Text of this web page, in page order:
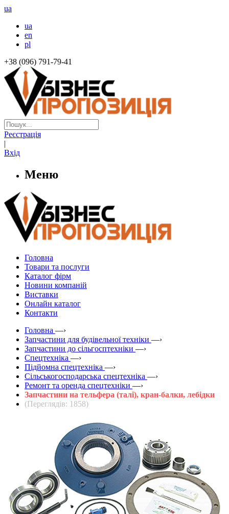
ua
ua
en
pl
+38 (096) 791-79-41
Реєстрація
|
Вхід
Меню
Головна
Товари та послуги
Каталог фірм
Новини компаній
Виставки
Онлайн каталог
Контакти
Головна —›
Запчастини для будівельної техніки —›
Запчастини до сільгосптехніки —›
Спецтехніка —›
Підйомна спецтехніка —›
Сільськогосподарська спецтехніка —›
Ремонт та оренда спецтехніки —›
Запчастини на тельфера (талі), кран-балки, лебідки
(Переглядів: 1858)